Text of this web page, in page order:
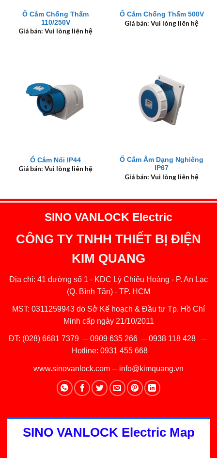
Ổ Cắm Chống Thấm
110/250V
Giá bán: Vui lòng liên hệ
Ổ Cắm Chống Thấm 500V
Giá bán: Vui lòng liên hệ
Ổ Cắm Nổi IP44
Giá bán: Vui lòng liên hệ
Ổ Cắm Âm Dạng Nghiêng
IP67
Giá bán: Vui lòng liên hệ
SINO VANLOCK Electric
CÔNG TY TNHH THIẾT BỊ ĐIỆN
KIM QUANG
Địa chỉ: 41 đường số 1 - KDC Lý Chiêu Hoàng - P. An Lạc
(Q. Bình Tân) - TP. HCM
MST: 0311259943 do Sở Kế hoạch & Đầu tư Tp. Hồ Chí
Minh cấp ngày 21/10/2011
ĐT: (028) 6681 7379 ─0909 635 266─0938 118 428─
Hotline: 0931 455 668
www.sinovanlock.com ─ info@kimquang.vn
SINO VANLOCK Electric Map